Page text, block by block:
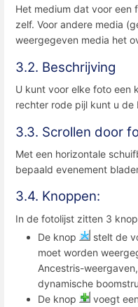
Het medium dat voor
zelf. Voor andere media
weergegeven media het
3.2. Beschrijving
U kunt voor elke foto een
rechter rode pijl kunt u de
3.3. Scrollen door
Met een horizontale
bepaald evenement
3.4. Knoppen:
In de fotolijst zitten 3
De knop
stelt de
moet worden
Ancestris-
dynamische
De knop
voegt